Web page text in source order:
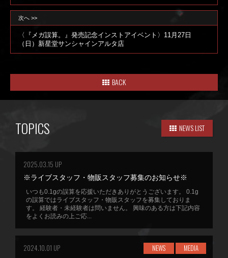
次へ >>
〈『メガ誤算。』発売記念インストアイベント〉11月27日
（日）新星堂サンシャインアルタ店
BACK
TOPICS NEWS LIST
2025.03.15 UP
※ライブスタッフ・物販スタッフ募集のお知らせ※
いつも0.1gの誤算を応援いただきありがとうございます。 0.1g
の誤算ではライブスタッフ・物販スタッフを募集しておりま
す。 経験者・未経験者は問いません。 興味のある方は下記内容
をよくお読みの上ご応...
2024.10.01 UP NEWS MEDIA